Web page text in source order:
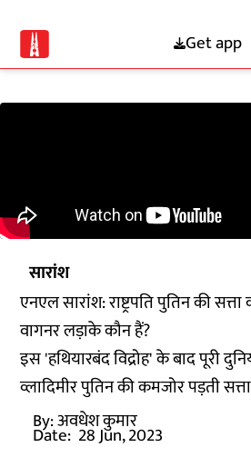
Get app
सारांश
एनएल सारांश: राष्ट्रपति पुतिन की
वागनर लड़ाके कौन हैं?
इस 'हथियारबंद विद्रोह' के बाद पूरी
व्लादिमीर पुतिन की कमजोर पड़ती
By:अवधेश कुमार
Date: 28 Jun, 2023